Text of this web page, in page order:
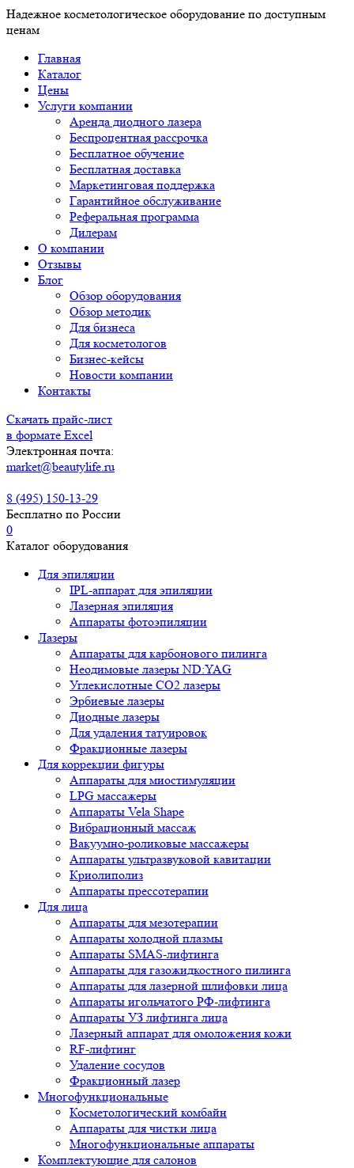
Надежное косметологическое оборудование по доступным
ценам
Главная
Каталог
Цены
Услуги компании
Аренда диодного лазера
Беспроцентная рассрочка
Бесплатное обучение
Бесплатная доставка
Маркетинговая поддержка
Гарантийное обслуживание
Реферальная программа
Дилерам
О компании
Отзывы
Блог
Обзор оборудования
Обзор методик
Для бизнеса
Для косметологов
Бизнес-кейсы
Новости компании
Контакты
Скачать прайс-лист
в формате Excel
Электронная почта:
market@beautylife.ru
8 (495) 150-13-29
Бесплатно по России
0
Каталог оборудования
Для эпиляции
IPL-аппарат для эпиляции
Лазерная эпиляция
Аппараты фотоэпиляции
Лазеры
Аппараты для карбонового пилинга
Неодимовые лазеры ND:YAG
Углекислотные СО2 лазеры
Эрбиевые лазеры
Диодные лазеры
Для удаления татуировок
Фракционные лазеры
Для коррекции фигуры
Аппараты для миостимуляции
LPG массажеры
Аппараты Vela Shape
Вибрационный массаж
Вакуумно-роликовые массажеры
Аппараты ультразвуковой кавитации
Криолиполиз
Аппараты прессотерапии
Для лица
Аппараты для мезотерапии
Аппараты холодной плазмы
Аппараты SMAS-лифтинга
Аппараты для газожидкостного пилинга
Аппараты для лазерной шлифовки лица
Аппараты игольчатого РФ-лифтинга
Аппараты УЗ лифтинга лица
Лазерный аппарат для омоложения кожи
RF-лифтинг
Удаление сосудов
Фракционный лазер
Многофункциональные
Косметологический комбайн
Аппараты для чистки лица
Многофункциональные аппараты
Комплектующие для салонов